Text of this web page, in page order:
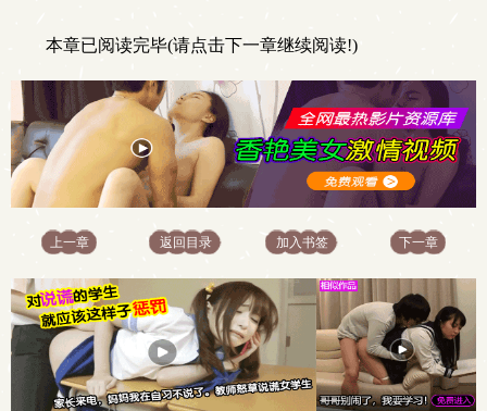
本章已阅读完毕(请点击下一章继续阅读!)
上一章 返回目录 加入书签 下一章